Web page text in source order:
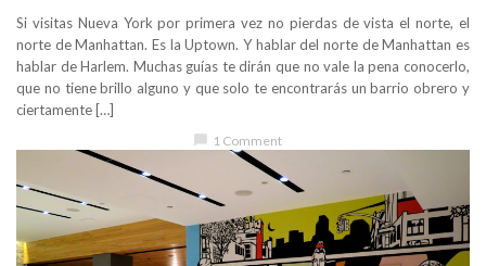
Si visitas Nueva York por primera vez no pierdas de vista el norte, el
norte de Manhattan. Es la Uptown. Y hablar del norte de Manhattan es
hablar de Harlem. Muchas guías te dirán que no vale la pena conocerlo,
que no tiene brillo alguno y que solo te encontrarás un barrio obrero y
ciertamente […]
chat_bubble 1 Comment